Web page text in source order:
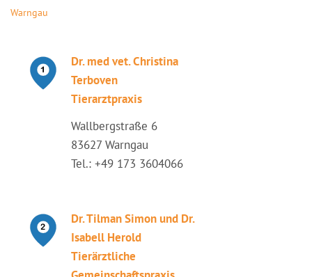
Warngau
Dr. med vet. Christina
Terboven
Tierarztpraxis
Wallbergstraße 6
83627 Warngau
Tel.: +49 173 3604066
Dr. Tilman Simon und Dr.
Isabell Herold
Tierärztliche